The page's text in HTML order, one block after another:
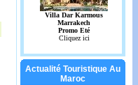
Actualité Touristique Au
Maroc